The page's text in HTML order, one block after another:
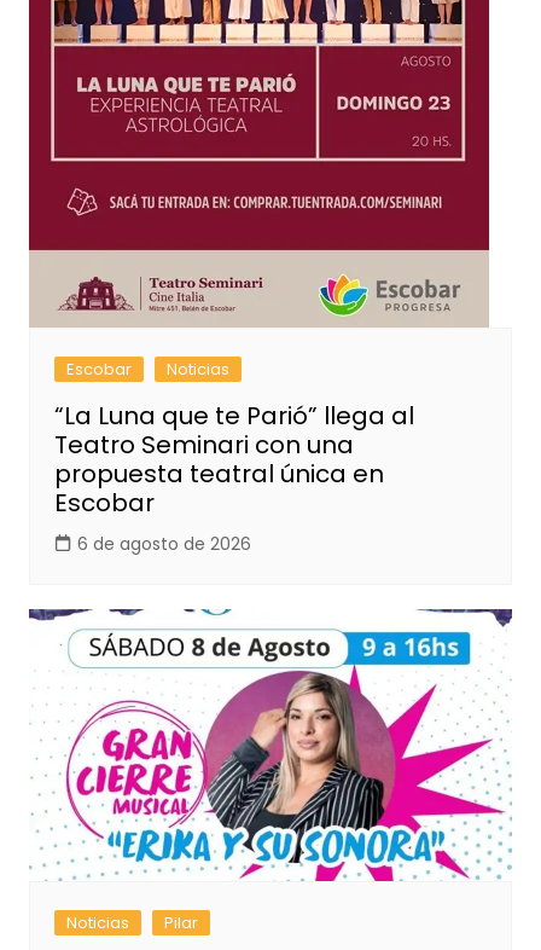
Escobar Noticias
“La Luna que te Parió” llega al
Teatro Seminari con una
propuesta teatral única en
Escobar
6 de agosto de 2026
Noticias Pilar